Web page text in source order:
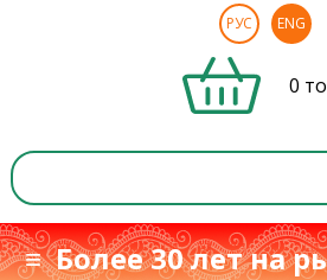
РУС ENG
0
≡ Более 30 лет на